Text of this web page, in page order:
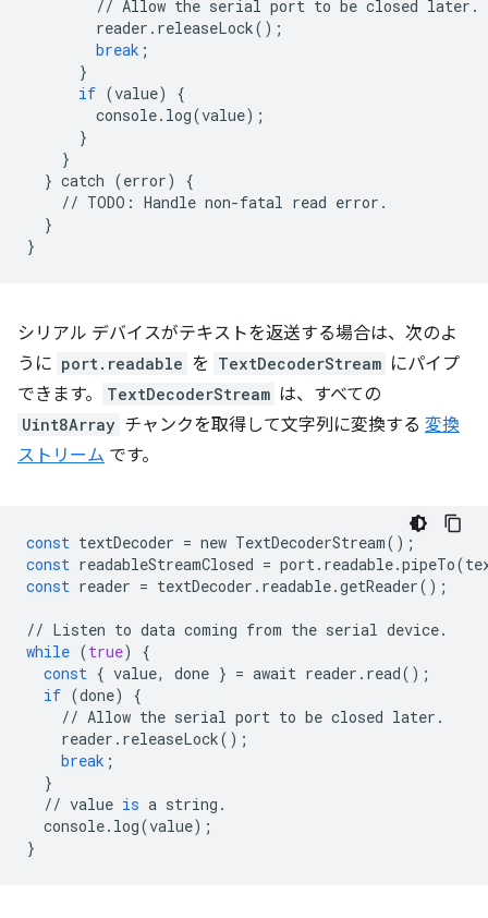
// Allow the serial port to be closed later .
reader . releaseLock();
break ;
}
if (value)
{
console. log(value);
}
}
} catch (error)
{
// TODO : Handle non-fatal read error .
}
}
シリアル デバイスがテキストを返送する場合は、次のよ
うに port.readable を TextDecoderStream にパイプ
できます。
TextDecoderStream は、すべての
Uint8Array チャンクを取得して文字列に変換する 変換
ストリーム です。
const textDecoder = new TextDecoderStream();
const readableStreamClosed = port. readable.pipeTo(
const reader = textDecoder . readable.getReader();
// Listen to data coming from the serial device.
while (true)
{
const { value, done } = await reader . read();
if (done)
{
// Allow the serial port to be closed later .
reader . releaseLock();
break ;
}
// value is a string .
console. log(value);
}